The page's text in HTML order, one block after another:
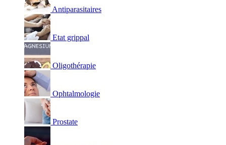
Antiparasitaires
Etat grippal
Oligothérapie
Ophtalmologie
Prostate